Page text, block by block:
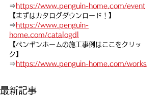
⇒ https://www.penguin-home.com/event
【まずはカタログダウンロード！】
⇒ https://www.penguin-
home.com/catalogdl
【ペンギンホームの施工事例はここをクリッ
ク】
⇒ https://www.penguin-home.com/works
最新記事